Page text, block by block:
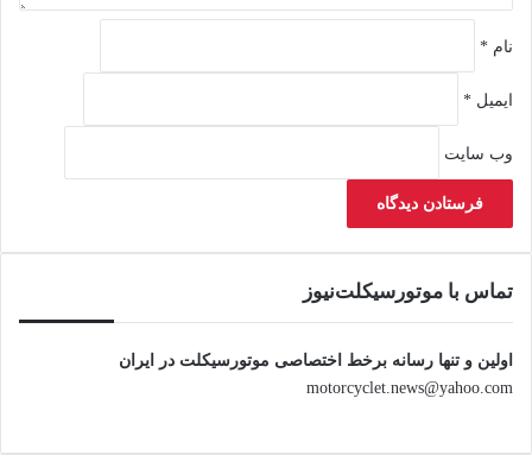
نام *
ایمیل *
وب‌ سایت
تماس با موتورسیکلت‌نیوز
اولین و تنها رسانه برخط اختصاصی موتورسیکلت در ایران
motorcyclet.news@yahoo.com